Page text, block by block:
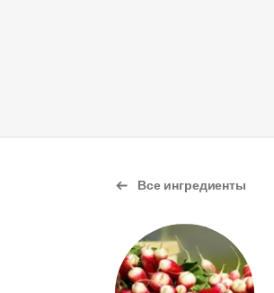
Все ингредиенты